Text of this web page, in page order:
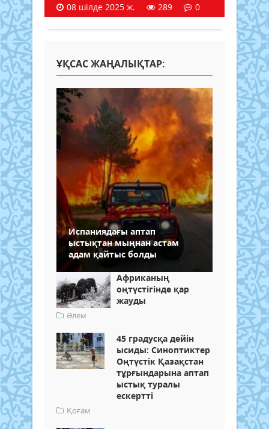
08 шілде 2025 ж.
289 0
ҰҚСАС ЖАҢАЛЫҚТАР:
Испаниядағы аптап
ыстықтан мыңнан астам
адам қайтыс болды
Африканың
оңтүстігінде қар
жауды
Әлем
45 градусқа дейін
ысиды: Синоптиктер
Оңтүстік Қазақстан
тұрғындарына аптап
ыстық туралы
ескертті
Қоғам